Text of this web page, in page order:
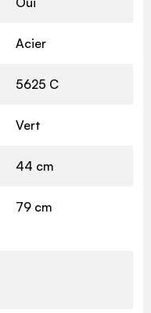
Acier
5625 C
Vert
44 cm
79 cm